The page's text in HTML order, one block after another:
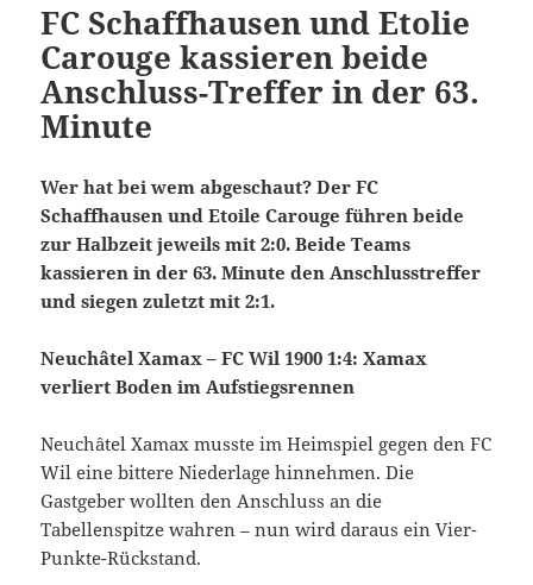
FC Schaffhausen und Etolie
Carouge kassieren beide
Anschluss-Treffer in der 63.
Minute
Wer hat bei wem abgeschaut? Der FC
Schaffhausen und Etoile Carouge führen beide
zur Halbzeit jeweils mit 2:0. Beide Teams
kassieren in der 63. Minute den Anschlusstreffer
und siegen zuletzt mit 2:1.
Neuchâtel Xamax – FC Wil 1900 1:4: Xamax
verliert Boden im Aufstiegsrennen
Neuchâtel Xamax musste im Heimspiel gegen den FC
Wil eine bittere Niederlage hinnehmen. Die
Gastgeber wollten den Anschluss an die
Tabellenspitze wahren – nun wird daraus ein Vier-
Punkte-Rückstand.